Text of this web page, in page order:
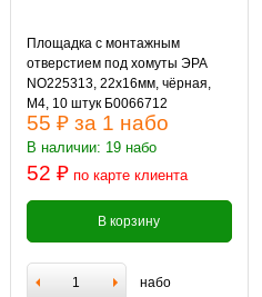
Площадка с монтажным
отверстием под хомуты ЭРА
NO225313, 22x16мм, чёрная,
М4, 10 штук Б0066712
55 ₽ за 1 набо
В наличии: 19 набо
52 ₽ по карте клиента
В корзину
набо